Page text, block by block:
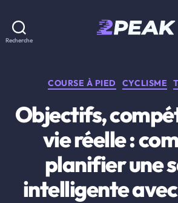
Recherche
COURSE À PIED CYCLISME
Objectifs,
vie réelle :
planifier une
intelligente